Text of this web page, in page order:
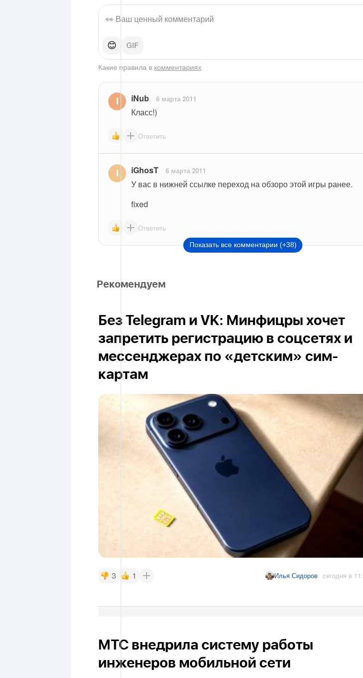
😊
Какие правила в комментариях
iNub 6 марта 2011
Класс!)
Ответить
iGhosT 6 марта 2011
У вас в нижней ссылке переход на обзоро этой игры ранее.
fixed
Ответить
Показать все комментарии (+38)
Рекомендуем
Без Telegram и VK: Минфицры хочет
запретить регистрацию в соцсетях и
мессенджерах по «детским» сим-
картам
3 1 Илья Сидоров сегодня в
МТС внедрила систему работы
инженеров мобильной сети